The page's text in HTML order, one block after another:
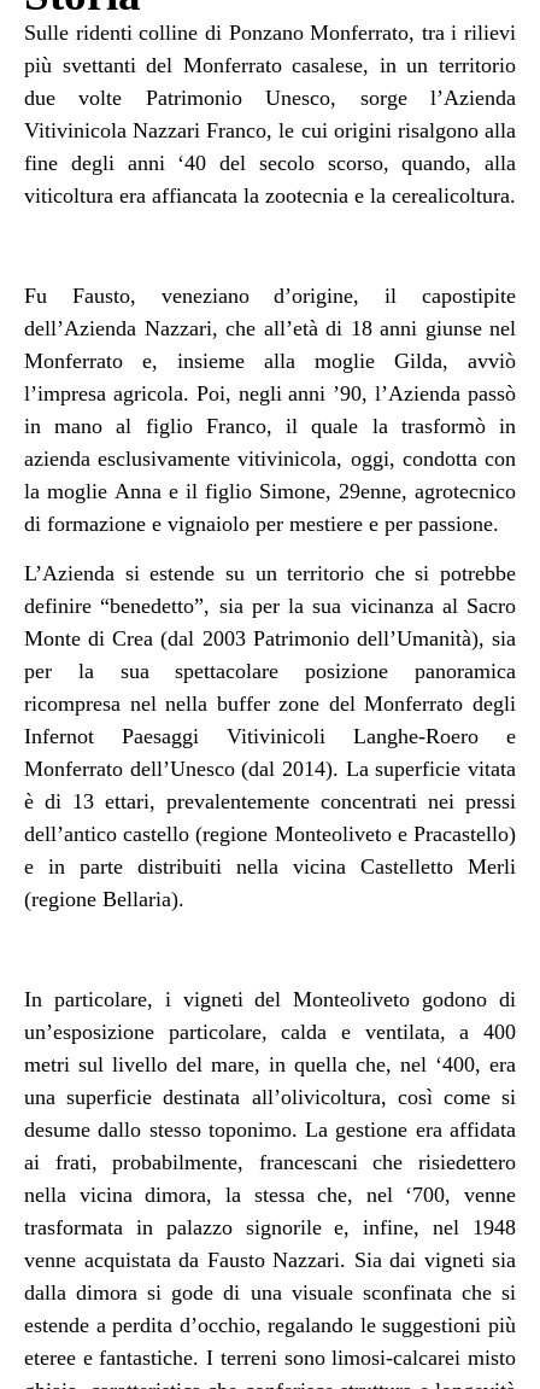
Sulle ridenti colline di Ponzano Monferrato, tra i rilievi
più svettanti del Monferrato casalese, in un territorio
due volte Patrimonio Unesco, sorge l’Azienda
Vitivinicola Nazzari Franco, le cui origini risalgono alla
fine degli anni ‘40 del secolo scorso, quando, alla
viticoltura era affiancata la zootecnia e la cerealicoltura.
Fu Fausto, veneziano d’origine, il capostipite
dell’Azienda Nazzari, che all’età di 18 anni giunse nel
Monferrato e, insieme alla moglie Gilda, avviò
l’impresa agricola. Poi, negli anni ’90, l’Azienda passò
in mano al figlio Franco, il quale la trasformò in
azienda esclusivamente vitivinicola, oggi, condotta con
la moglie Anna e il figlio Simone, 29enne, agrotecnico
di formazione e vignaiolo per mestiere e per passione.
L’Azienda si estende su un territorio che si potrebbe
definire “benedetto”, sia per la sua vicinanza al Sacro
Monte di Crea (dal 2003 Patrimonio dell’Umanità), sia
per la sua spettacolare posizione panoramica
ricompresa nel nella buffer zone del Monferrato degli
Infernot Paesaggi Vitivinicoli Langhe-Roero e
Monferrato dell’Unesco (dal 2014). La superficie vitata
è di 13 ettari, prevalentemente concentrati nei pressi
dell’antico castello (regione Monteoliveto e Pracastello)
e in parte distribuiti nella vicina Castelletto Merli
(regione Bellaria).
In particolare, i vigneti del Monteoliveto godono di
un’esposizione particolare, calda e ventilata, a 400
metri sul livello del mare, in quella che, nel ‘400, era
una superficie destinata all’olivicoltura, così come si
desume dallo stesso toponimo. La gestione era affidata
ai frati, probabilmente, francescani che risiedettero
nella vicina dimora, la stessa che, nel ‘700, venne
trasformata in palazzo signorile e, infine, nel 1948
venne acquistata da Fausto Nazzari. Sia dai vigneti sia
dalla dimora si gode di una visuale sconfinata che si
estende a perdita d’occhio, regalando le suggestioni più
eteree e fantastiche. I terreni sono limosi-calcarei misto